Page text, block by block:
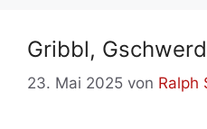
Gribbl,
23. Mai 2025 von Ralph